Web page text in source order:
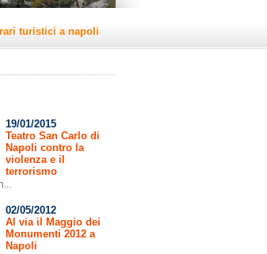
turistici a napoli
19/01/2015
Teatro San Carlo di
Napoli contro la
violenza e il
terrorismo
02/05/2012
Al via il Maggio dei
Monumenti 2012 a
Napoli